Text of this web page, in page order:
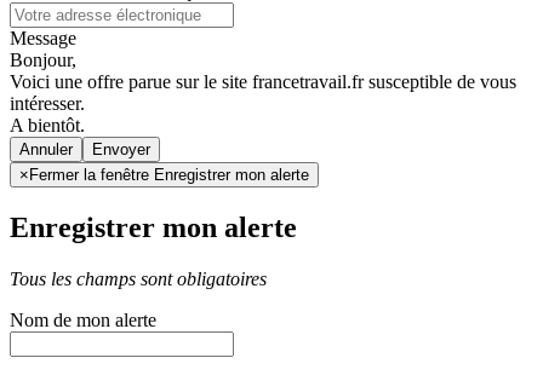
Message
Bonjour,
Voici une offre parue sur le site francetravail.fr susceptible de vous
intéresser.
A bientôt.
Annuler
× Fermer la fenêtre Enregistrer mon alerte
Enregistrer mon alerte
Tous les champs sont obligatoires
Nom de mon alerte